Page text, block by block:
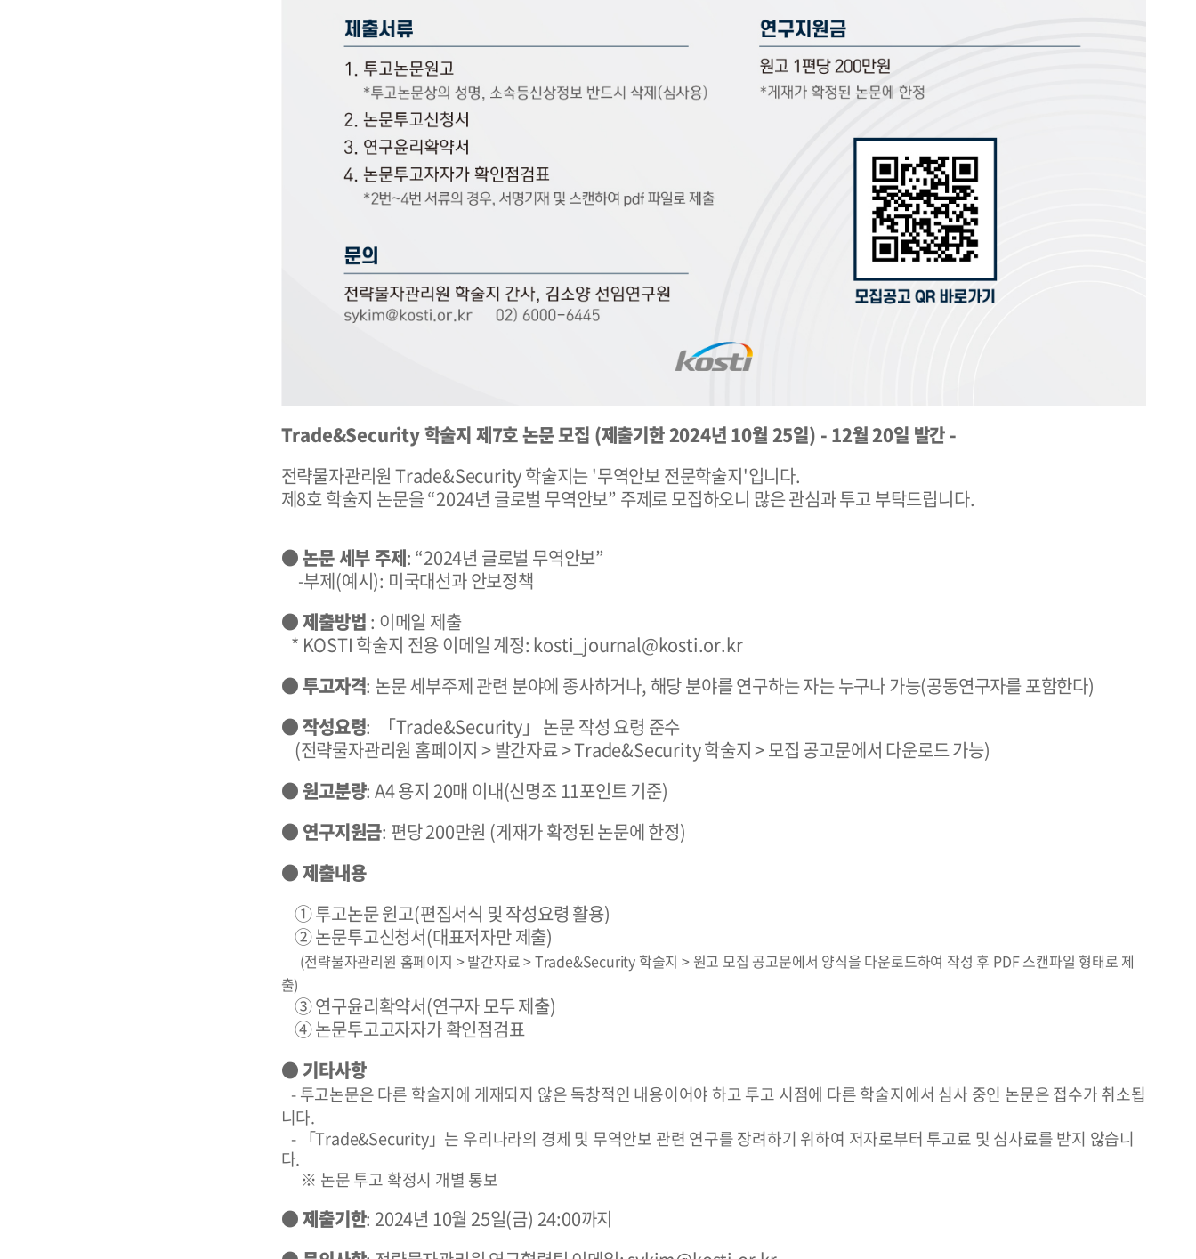
Trade&Security 학술지 제7호 논문 모집 (제출기한 2024년 10월 25일) - 12월 20일 발간 -
전략물자관리원 Trade&Security 학술지는 '무역안보 전문학술지'입니다.
제8호 학술지 논문을 “2024년 글로벌 무역안보” 주제로 모집하오니 많은 관심과 투고 부탁드립니다.
● 논문 세부 주제: “2024년 글로벌 무역안보”
-부제(예시): 미국대선과 안보정책
● 제출방법 : 이메일 제출
* KOSTI 학술지 전용 이메일 계정: kosti_journal@kosti.or.kr
● 투고자격: 논문 세부주제 관련 분야에 종사하거나, 해당 분야를 연구하는 자는 누구나 가능(공동연구자를 포함한다)
● 작성요령: 「Trade&Security」 논문 작성 요령 준수
(전략물자관리원 홈페이지 > 발간자료 > Trade&Security 학술지 > 모집 공고문에서 다운로드 가능)
● 원고분량: A4 용지 20매 이내(신명조 11포인트 기준)
● 연구지원금: 편당 200만원 (게재가 확정된 논문에 한정)
● 제출내용
① 투고논문 원고(편집서식 및 작성요령 활용)
② 논문투고신청서(대표저자만 제출)
(전략물자관리원 홈페이지 > 발간자료 > Trade&Security 학술지 > 원고 모집 공고문에서 양식을 다운로드하여 작성 후 PDF 스캔파일 형태로 제
출)
③ 연구윤리확약서(연구자 모두 제출)
④ 논문투고고자자가 확인점검표
● 기타사항
- 투고논문은 다른 학술지에 게재되지 않은 독창적인 내용이어야 하고 투고 시점에 다른 학술지에서 심사 중인 논문은 접수가 취소됩
니다.
- 「Trade&Security」는 우리나라의 경제 및 무역안보 관련 연구를 장려하기 위하여 저자로부터 투고료 및 심사료를 받지 않습니
다.
※ 논문 투고 확정시 개별 통보
● 제출기한: 2024년 10월 25일(금) 24:00까지